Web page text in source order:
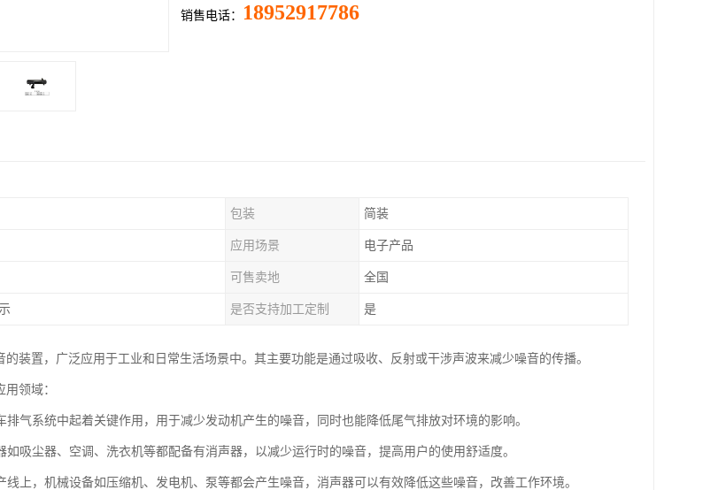
销售电话： 18952917786
包装 简装
应用场景 电子产品
可售卖地 全国
是否支持加工定制 是
装置，广泛应用于工业和日常生活场景中。其主要功能是通过吸收、反射或干涉声波来减少噪音的传播。
领域：
排气系统中起着关键作用，用于减少发动机产生的噪音，同时也能降低尾气排放对环境的影响。
如吸尘器、空调、洗衣机等都配备有消声器，以减少运行时的噪音，提高用户的使用舒适度。
线上，机械设备如压缩机、发电机、泵等都会产生噪音，消声器可以有效降低这些噪音，改善工作环境。